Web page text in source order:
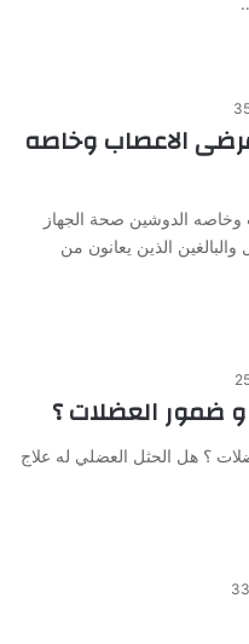
الاعصاب وخاصه
وخاصه الدوشين صحة الجهاز
الذين يعانون من
ضمور العضلات ؟
؟ هل الحثل العضلي له علاج